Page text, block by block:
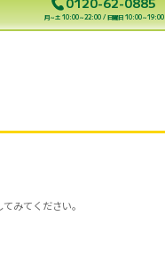
月～土 10:00～22:00 / 日曜日 10:00～19:00
みてください。